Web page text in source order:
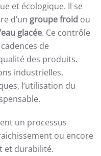
et écologique. Il se
d’un groupe froid ou
glacée. Ce contrôle
de
des produits.
industrielles,
l’utilisation du
un processus
ou encore
et durabilité.